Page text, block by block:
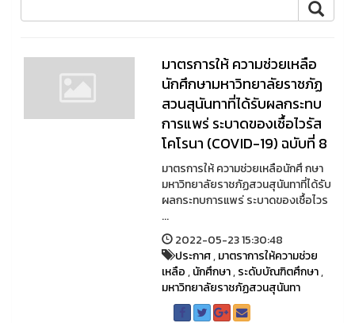
มาตรการให้ ความช่วยเหลือ
นักศึกษามหาวิทยาลัยราชภัฏ
สวนสุนันทาที่ได้รับผลกระทบ
การแพร่ ระบาดของเชื้อไวรัส
โคโรนา (COVID-19) ฉบับที่ 8
มาตรการให้ ความช่วยเหลือนักศึ กษา
มหาวิทยาลัยราชภัฏสวนสุนันทาที่ได้รับ
ผลกระทบการแพร่ ระบาดของเชื้อไวร
...
2022-05-23 15:30:48
ประกาศ,มาตราการให้ความช่วย
เหลือ,นักศึกษา,ระดับบัณฑิตศึกษา,
มหาวิทยาลัยราชภัฏสวนสุนันทา